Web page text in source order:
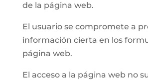
de la página web.
El usuario se compromete a
información cierta en los
página web.
El acceso a la página web no